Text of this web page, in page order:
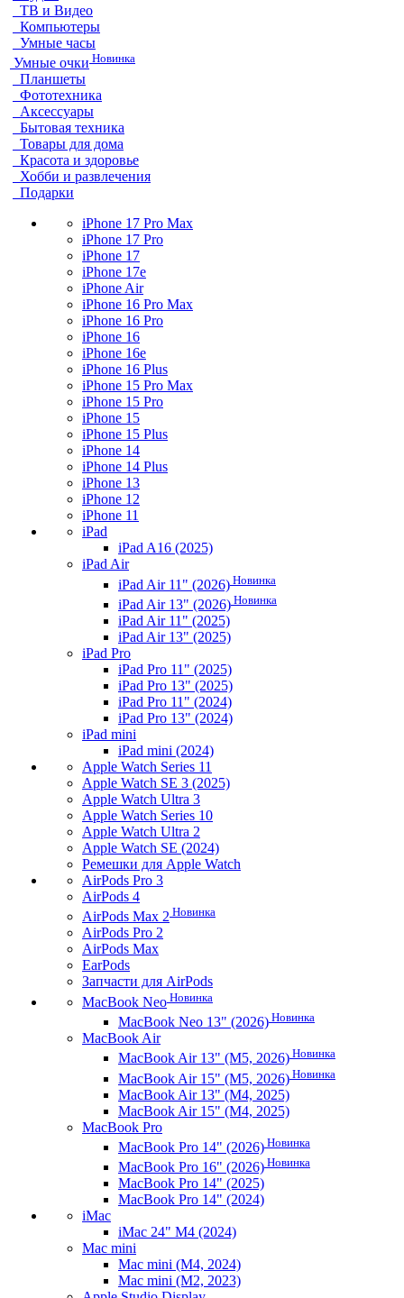
ТВ и Видео
Компьютеры
Умные часы
Умные очки Новинка
Планшеты
Фототехника
Аксессуары
Бытовая техника
Товары для дома
Красота и здоровье
Хобби и развлечения
Подарки
iPhone 17 Pro Max
iPhone 17 Pro
iPhone 17
iPhone 17e
iPhone Air
iPhone 16 Pro Max
iPhone 16 Pro
iPhone 16
iPhone 16e
iPhone 16 Plus
iPhone 15 Pro Max
iPhone 15 Pro
iPhone 15
iPhone 15 Plus
iPhone 14
iPhone 14 Plus
iPhone 13
iPhone 12
iPhone 11
iPad
iPad A16 (2025)
iPad Air
iPad Air 11" (2026) Новинка
iPad Air 13" (2026) Новинка
iPad Air 11" (2025)
iPad Air 13" (2025)
iPad Pro
iPad Pro 11" (2025)
iPad Pro 13" (2025)
iPad Pro 11" (2024)
iPad Pro 13" (2024)
iPad mini
iPad mini (2024)
Apple Watch Series 11
Apple Watch SE 3 (2025)
Apple Watch Ultra 3
Apple Watch Series 10
Apple Watch Ultra 2
Apple Watch SE (2024)
Ремешки для Apple Watch
AirPods Pro 3
AirPods 4
AirPods Max 2 Новинка
AirPods Pro 2
AirPods Max
EarPods
Запчасти для AirPods
MacBook Neo Новинка
MacBook Neo 13" (2026) Новинка
MacBook Air
MacBook Air 13" (M5, 2026) Новинка
MacBook Air 15" (M5, 2026) Новинка
MacBook Air 13" (M4, 2025)
MacBook Air 15" (M4, 2025)
MacBook Pro
MacBook Pro 14" (2026) Новинка
MacBook Pro 16" (2026) Новинка
MacBook Pro 14" (2025)
MacBook Pro 14" (2024)
iMac
iMac 24" M4 (2024)
Mac mini
Mac mini (M4, 2024)
Mac mini (M2, 2023)